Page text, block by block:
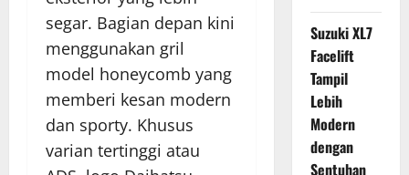
segar. Bagian depan kini
menggunakan gril
model honeycomb yang
memberi kesan modern
dan sporty. Khusus
varian tertinggi atau
Suzuki XL7
Facelift
Tampil
Lebih
Modern
dengan
Sentuhan